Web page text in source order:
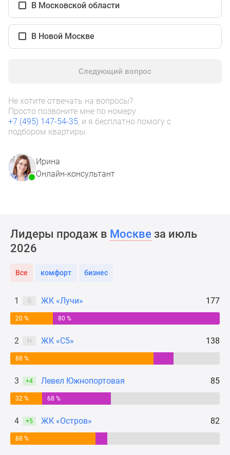
комнатные
комнатные
карте
Ипотечный
калькулятор
Семейная
ипотека
Военная
ипотека
Новости
недвижимости
эксперта
рынка
Покупателю
Экспертиза
новостроек
проекте
Реклама
сайте
В Московской области
В Новой Москве
Следующий вопрос
Не хотите отвечать на вопросы?
Просто позвоните мне по номеру
+7 (495) 147-54-35, и я бесплатно помогу с
подбором квартиры.
Ирина
Онлайн-консультант
Лидеры продаж в Москве за июль
2026
Все комфорт бизнес
1 0 ЖК «Лучи» 177
20 % 80 %
2 Н ЖК «С5» 138
88 %
3 +4 Левел Южнопортовая 85
32 % 68 %
4 +5 ЖК «Остров» 82
88 %